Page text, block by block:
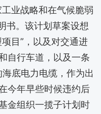
业战略和在气候脆弱
书。该计划草案设想
目”，以及对交通进
自行车道，以及一条
底电力电缆，作为出
今年早些时候违约后
金组织一揽子计划时